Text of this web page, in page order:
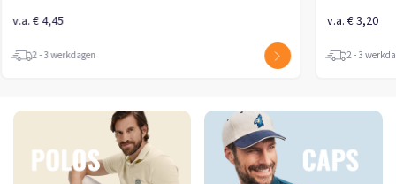
v.a. € 4,45
2 - 3 werkdagen
v.a. € 3,20
2 - 3